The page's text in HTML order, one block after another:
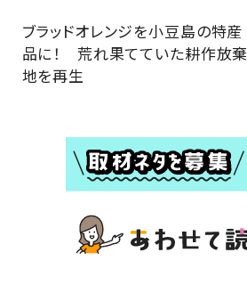
ブラッドオレンジを小豆島の特産
品に！ 荒れ果てていた耕作放棄
地を再生